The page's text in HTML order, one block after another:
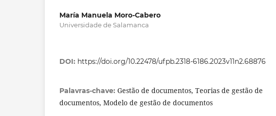
María Manuela Moro-Cabero
Universidade de Salamanca
DOI: https://doi.org/10.22478/ufpb.2318-6186.2023v11n2.68876
Palavras-chave: Gestão de documentos, Teorias de gestão de
documentos, Modelo de gestão de documentos